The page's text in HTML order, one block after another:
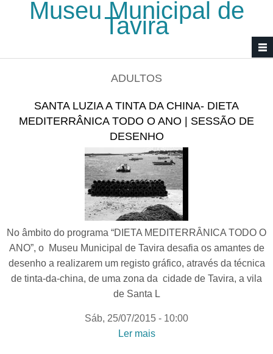
Passar para o conteúdo principal
Museu Municipal de
Tavira
ADULTOS
SANTA LUZIA A TINTA DA CHINA- DIETA
MEDITERRÂNICA TODO O ANO | SESSÃO DE
DESENHO
No âmbito do programa “DIETA MEDITERRÂNICA TODO O
ANO”, o Museu Municipal de Tavira desafia os amantes de
desenho a realizarem um registo gráfico, através da técnica
de tinta-da-china, de uma zona da cidade de Tavira, a vila
de Santa L
Sáb, 25/07/2015 - 10:00
Ler mais